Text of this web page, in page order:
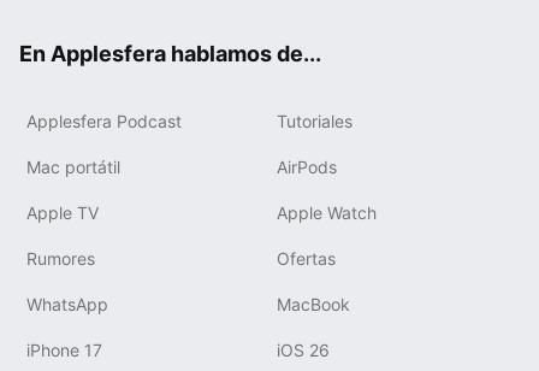
En Applesfera hablamos de...
Applesfera Podcast Tutoriales
Mac portátil AirPods
Apple TV Apple Watch
Rumores Ofertas
WhatsApp MacBook
iPhone 17 iOS 26